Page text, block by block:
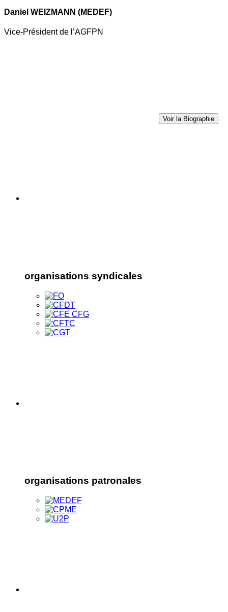
Daniel WEIZMANN (MEDEF)
Vice-Président de l’AGFPN
Voir la Biographie
organisations syndicales
organisations patronales